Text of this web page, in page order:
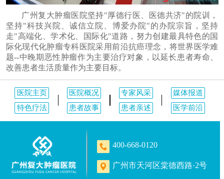
广州复大肿瘤医院坚持"厚德行医、医德共济"的院训，
坚持"科技兴院、诚信立院、博爱办院"的办院宗旨，坚持
走"高端化、学术化、国际化"道路，努力创建最具特色的国
际化现代化肿瘤专科医院采用前沿抗癌理念，将世界医学难
题--中晚期恶性肿瘤作为主要治疗对象，以延长患者寿命、
改善患者生活质量作为主要目标。
医院主页 医院概况 专家风采
媒体报道
特色疗法
患者故事 患者亲述 医学前沿
400-668-0120
广州市天河区棠德西路·2号